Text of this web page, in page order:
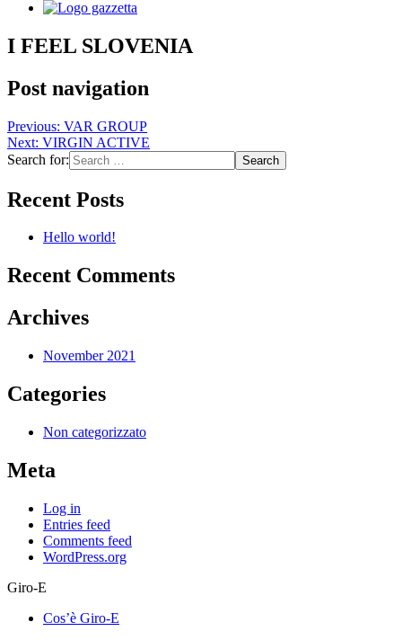
I FEEL SLOVENIA
Post navigation
Previous: VAR GROUP
Next: VIRGIN ACTIVE
Search for:
Recent Posts
Hello world!
Recent Comments
Archives
November 2021
Categories
Non categorizzato
Meta
Log in
Entries feed
Comments feed
WordPress.org
Giro-E
Cos’è Giro-E